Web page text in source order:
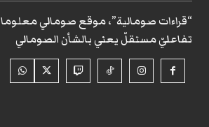
“قراءات صومالية”، موقع صومالي
تفاعليّ مستقلّ يعني بالشأن الصومالي